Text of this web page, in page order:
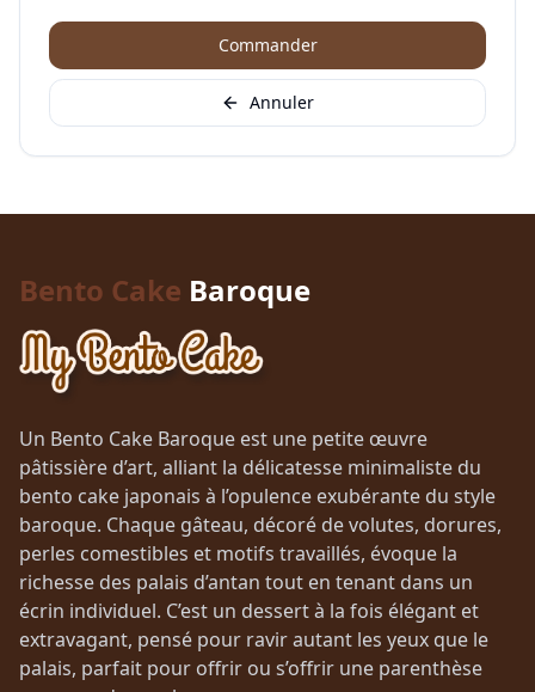
Commander
Annuler
Bento Cake Baroque
Un Bento Cake Baroque est une petite œuvre
pâtissière d’art, alliant la délicatesse minimaliste du
bento cake japonais à l’opulence exubérante du style
baroque. Chaque gâteau, décoré de volutes, dorures,
perles comestibles et motifs travaillés, évoque la
richesse des palais d’antan tout en tenant dans un
écrin individuel. C’est un dessert à la fois élégant et
extravagant, pensé pour ravir autant les yeux que le
palais, parfait pour offrir ou s’offrir une parenthèse